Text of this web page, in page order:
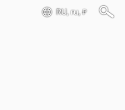
RU, ru, ₽